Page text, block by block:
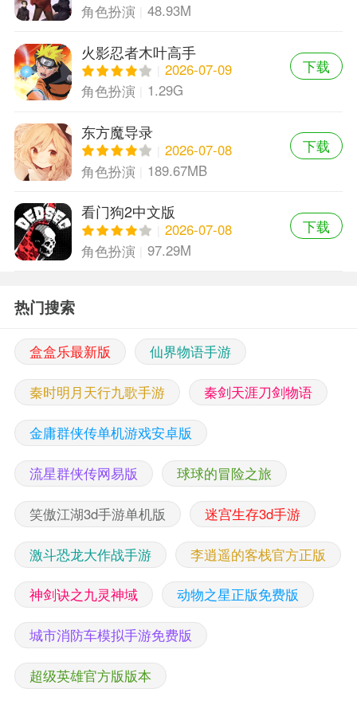
角色扮演
48.93M
火影忍者木叶高手
2026-07-09
角色扮演
1.29G
下载
东方魔导录
2026-07-08
角色扮演
189.67MB
下载
看门狗2中文版
2026-07-08
角色扮演
97.29M
下载
热门搜索
盒盒乐最新版 仙界物语手游
秦时明月天行九歌手游 秦剑天涯刀剑物语
金庸群侠传单机游戏安卓版
流星群侠传网易版 球球的冒险之旅
笑傲江湖3d手游单机版 迷宫生存3d手游
激斗恐龙大作战手游 李逍遥的客栈官方正版
神剑诀之九灵神域 动物之星正版免费版
城市消防车模拟手游免费版
超级英雄官方版版本